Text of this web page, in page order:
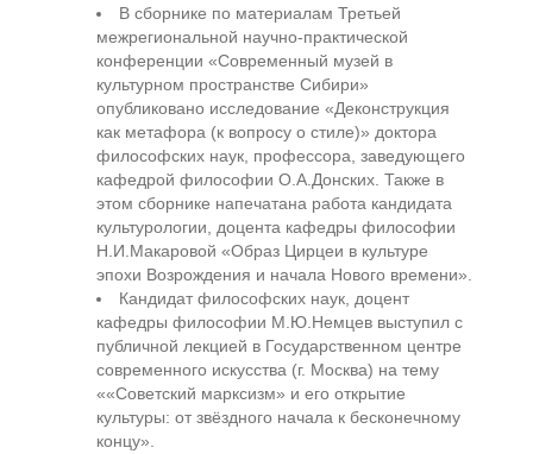
В сборнике по материалам Третьей
межрегиональной научно-практической
конференции «Современный музей в
культурном пространстве Сибири»
опубликовано исследование «Деконструкция
как метафора (к вопросу о стиле)» доктора
философских наук, профессора, заведующего
кафедрой философии О.А.Донских. Также в
этом сборнике напечатана работа кандидата
культурологии, доцента кафедры философии
Н.И.Макаровой «Образ Цирцеи в культуре
эпохи Возрождения и начала Нового времени».
Кандидат философских наук, доцент
кафедры философии М.Ю.Немцев выступил с
публичной лекцией в Государственном центре
современного искусства (г. Москва) на тему
««Советский марксизм» и его открытие
культуры: от звёздного начала к бесконечному
концу».